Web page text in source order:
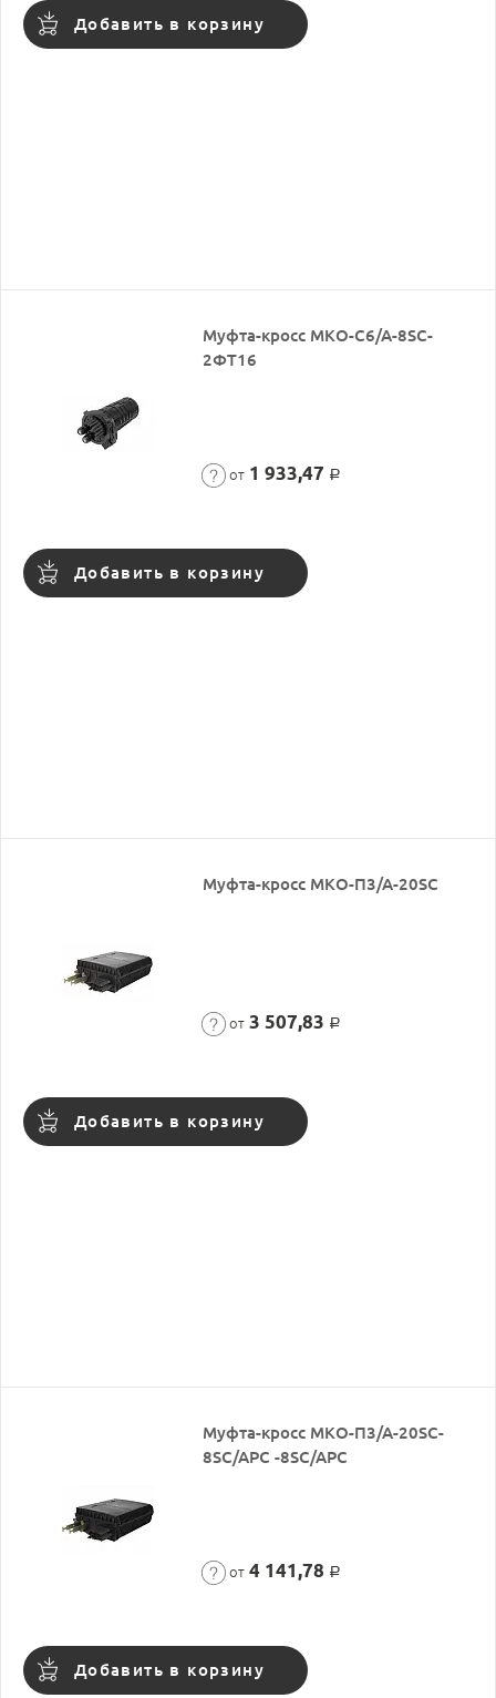
Добавить в корзину
Муфта-кросс МКО-С6/А-8SC-
2ФТ16
от 1 933,47 Р
Добавить в корзину
Муфта-кросс МКО-П3/А-20SC
от 3 507,83 Р
Добавить в корзину
Муфта-кросс МКО-П3/А-20SC-
8SC/APC -8SC/APC
от 4 141,78 Р
Добавить в корзину